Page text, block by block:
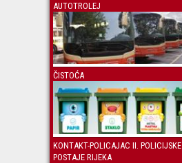
AUTOTROLEJ
ČISTOĆA
KONTAKT-POLICAJAC II. POLICIJSKE
POSTAJE RIJEKA